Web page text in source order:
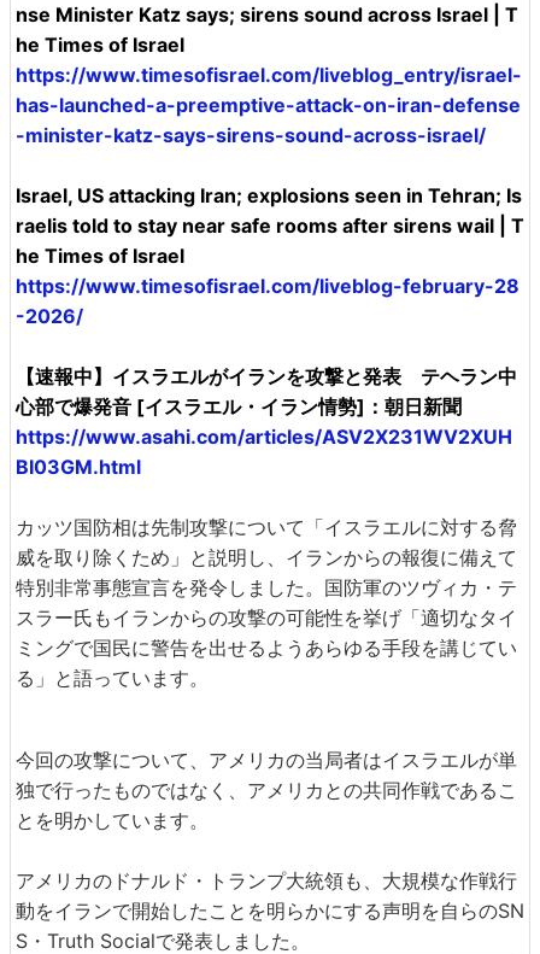
nse Minister Katz says; sirens sound across Israel | T
he Times of Israel
https://www.timesofisrael.com/liveblog_entry/israel-
has-launched-a-preemptive-attack-on-iran-defense
-minister-katz-says-sirens-sound-across-israel/
Israel, US attacking Iran; explosions seen in Tehran; Is
raelis told to stay near safe rooms after sirens wail | T
he Times of Israel
https://www.timesofisrael.com/liveblog-february-28
-2026/
【速報中】イスラエルがイランを攻撃と発表 テヘラン中
心部で爆発音 [イスラエル・イラン情勢]：朝日新聞
https://www.asahi.com/articles/ASV2X231WV2XUH
BI03GM.html
カッツ国防相は先制攻撃について「イスラエルに対する脅
威を取り除くため」と説明し、イランからの報復に備えて
特別非常事態宣言を発令しました。国防軍のツヴィカ・テ
スラー氏もイランからの攻撃の可能性を挙げ「適切なタイ
ミングで国民に警告を出せるようあらゆる手段を講じてい
る」と語っています。
今回の攻撃について、アメリカの当局者はイスラエルが単
独で行ったものではなく、アメリカとの共同作戦であるこ
とを明かしています。
アメリカのドナルド・トランプ大統領も、大規模な作戦行
動をイランで開始したことを明らかにする声明を自らのSN
S・Truth Socialで発表しました。